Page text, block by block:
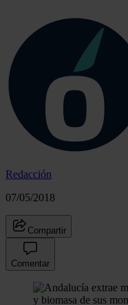
Redacción
07/05/2018
Compartir
Comentar